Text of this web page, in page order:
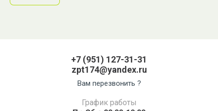
+7 (951) 127-31-31
zpt174@yandex.ru
Вам перезвонить ?
График работы